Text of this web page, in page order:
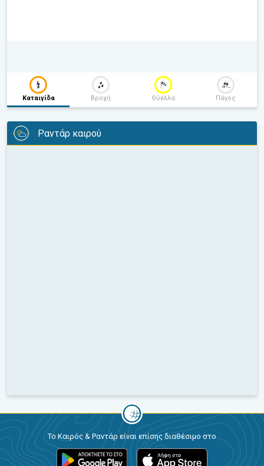
Καταιγίδα Βροχή Θύελλα Πάγος
Ραντάρ καιρού
Το Καιρός & Ραντάρ είναι επίσης διαθέσιμο στο